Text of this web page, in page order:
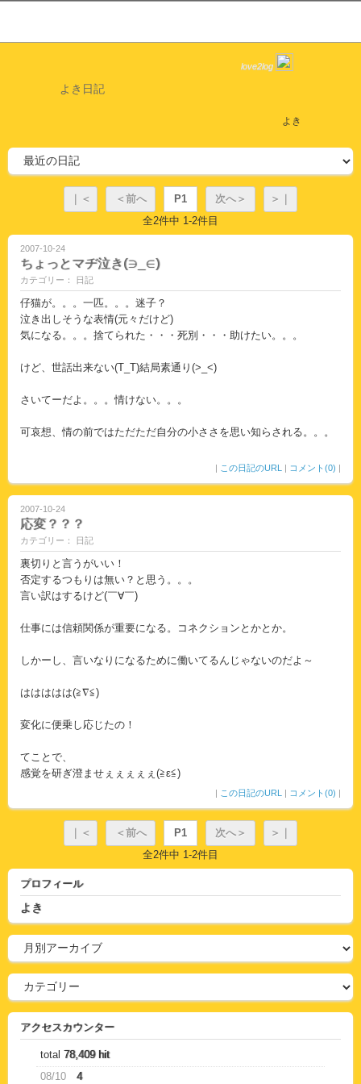
love2log
よき日記
よき
｜＜ ＜前へ P1 次へ＞
＞｜
全2件中 1-2件目
2007-10-24
ちょっとマヂ泣き(∋_∈)
カテゴリー： 日記
仔猫が。。。一匹。。。迷子？
泣き出しそうな表情(元々だけど)
気になる。。。捨てられた・・・死別・・・助けたい。。。
けど、世話出来ない(T_T)結局素通り(>_<)
さいてーだよ。。。情けない。。。
可哀想、情の前ではただただ自分の小ささを思い知らされる。。。
| この日記のURL | コメント(0) |
2007-10-24
応変？？？
カテゴリー： 日記
裏切りと言うがいい！
否定するつもりは無い？と思う。。。
言い訳はするけど(￣∀￣)
仕事には信頼関係が重要になる。コネクションとかとか。
しかーし、言いなりになるために働いてるんじゃないのだよ～
ははははは(≧∇≦)
変化に便乗し応じたの！
てことで、
感覚を研ぎ澄ませぇぇぇぇぇ(≧ε≦)
| この日記のURL | コメント(0) |
｜＜ ＜前へ P1 次へ＞
＞｜
全2件中 1-2件目
プロフィール
よき
アクセスカウンター
total 78,409 hit
08/10
4